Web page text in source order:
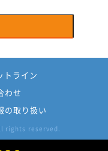
トライン
わせ
の取り扱い
rights reserved.